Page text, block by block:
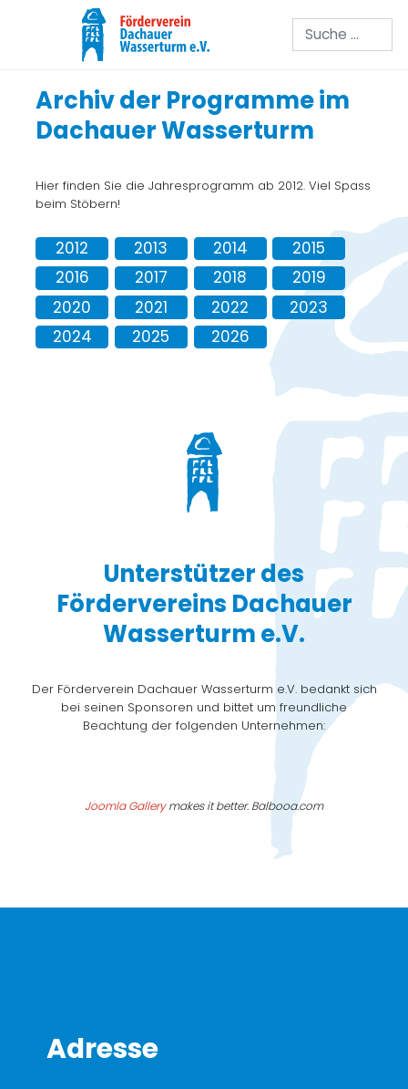
Suchen
Archiv der Programme im
Dachauer Wasserturm
Hier finden Sie die Jahresprogramm ab 2012. Viel Spass
beim Stöbern!
2012 2013 2014
2015
2016
2017 2018
2019
2020
2021 2022
2023
2024
2025 2026
Unterstützer des
Fördervereins Dachauer
Wasserturm e.V.
Der Förderverein Dachauer Wasserturm e.V. bedankt sich
bei seinen Sponsoren und bittet um freundliche
Beachtung der folgenden Unternehmen:
Joomla Gallerymakes it better. Balbooa.com
Adresse